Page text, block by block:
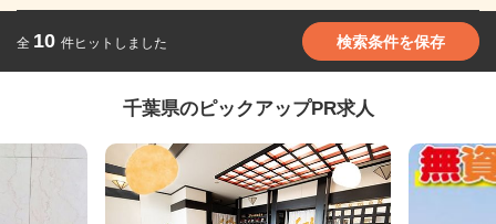
全 10 件ヒットしました 検索条件を保存
千葉県のピックアップPR求人